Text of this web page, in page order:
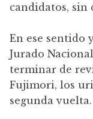
candidatos, sin
En ese sentido
Jurado
terminar de
Fujimori, los
segunda vuelta.